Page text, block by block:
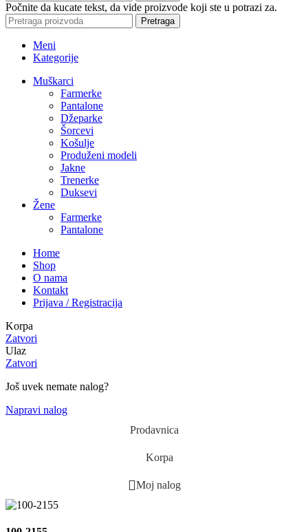
Počnite da kucate tekst, da vide proizvode koji ste u potrazi za.
Pretraga
Meni
Kategorije
Muškarci
Farmerke
Pantalone
Džeparke
Šorcevi
Košulje
Produženi modeli
Jakne
Trenerke
Duksevi
Žene
Farmerke
Pantalone
Home
Shop
O nama
Kontakt
Prijava / Registracija
Korpa
Zatvori
Ulaz
Zatvori
Još uvek nemate nalog?
Napravi nalog
Prodavnica
Korpa
Moj nalog